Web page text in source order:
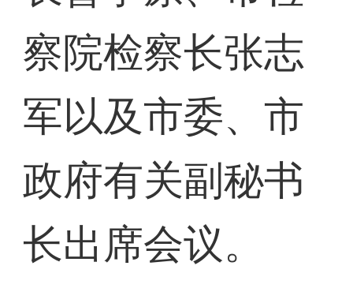
察院检察长张志
军以及市委、市
政府有关副秘书
长出席会议。